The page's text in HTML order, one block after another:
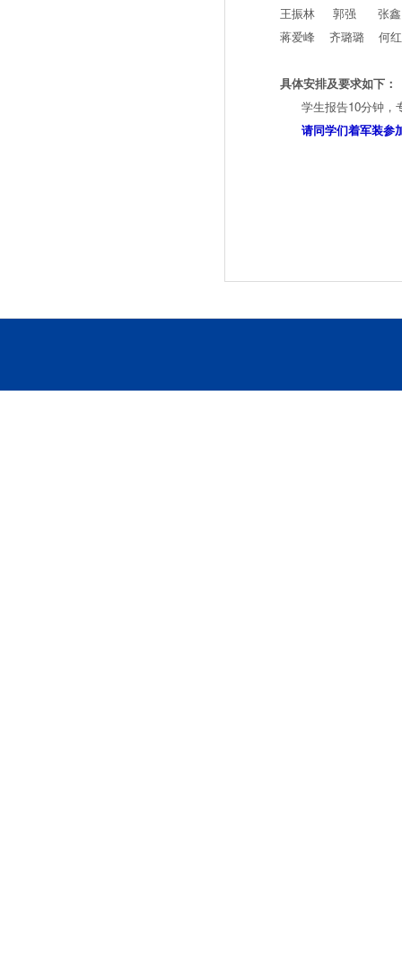
王振林 郭强 张
蒋爱峰 齐璐璐 何
具体安排及要求如下：
学生报告10分钟，
请同学们着军装参